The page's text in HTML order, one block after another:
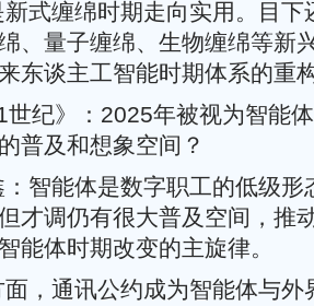
缠绵时期走向实用。目下
、量子缠绵、生物缠绵等新
东谈主工智能时期体系的重
》：2025年被视为智能体
普及和想象空间？
能体是数字职工的低级形
才调仍有很大普及空间，推
能体时期改变的主旋律。
通讯公约成为智能体与外